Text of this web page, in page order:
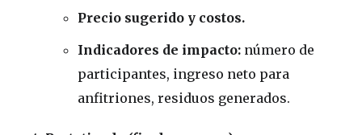
Precio sugerido y costos.
Indicadores de impacto: número de
participantes, ingreso neto para
anfitriones, residuos generados.